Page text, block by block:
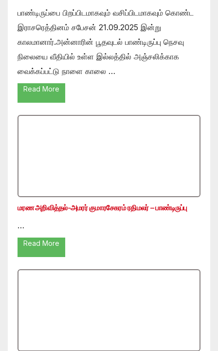
பாண்டிருப்பை பிறப்பிடமாகவும் வசிப்பிடமாகவும் கொண்ட
இராசரெத்தினம் சபேசன் 21.09.2025 இன்று
காலமானார்.அன்னாரின் பூதவுடல் பாண்டிருப்பு நெசவு
நிலையை வீதியில் உள்ள இல்லத்தில் அஞ்சலிக்காக
வைக்கப்பட்டு நாளை காலை …
Read More
மரண அறிவித்தல்-அமரர் குமாரசேகரம் ரதிமலர் – பாண்டிருப்பு
…
Read More